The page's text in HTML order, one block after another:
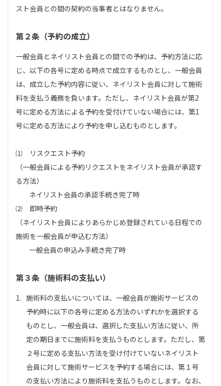
スト会員との間の契約の当事者とはなりません。
第２条（予約の成立）
一般会員とネイリスト会員との間での予約は、予約方法に応
じ、以下の各号に定める時点で成立するものとし、一般会員
は、成立した予約内容に従い、ネイリスト会員に対して施術
料を支払う義務を負います。ただし、ネイリスト会員が第2
号に定める方法による予約を受付けていない場合には、第1
号に定める方法により予約を申し込むものとします。
⑴ リスクエスト予約
（一般会員による予約リクエストをネイリスト会員が承認す
る方法）
ネイリスト会員の承認手続き完了時
⑵ 即時予約
（ネイリスト会員によりあらかじめ登録されている日程での
施術を一般会員が申込む方法）
一般会員の申込み手続き完了時
第３条（施術料の支払い）
1. 施術料の支払いについては、一般会員が施術サービスの
予約時に以下の各号に定める方法のいずれかを選択する
ものとし、一般会員は、選択した支払い方法に従い、所
定の期日までに施術料を支払うものとします。ただし、第
２号に定める支払い方法を受け付けていないネイリスト
会員に対して施術サービスを予約する場合には、第１号
の支払い方法により施術料を支払うものとします。なお、